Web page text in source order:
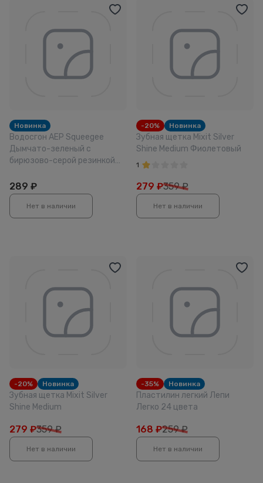
Новинка
Водосгон АЕР Squeegee
Дымчато-зеленый с
бирюзово-серой резинкой
289 ₽
Нет в наличии
-20% Новинка
Зубная щетка Mixit Silver
Shine Medium Фиолетовый
1
279 ₽359 ₽
Нет в наличии
-20% Новинка
Зубная щетка Mixit Silver
Shine Medium
279 ₽359 ₽
Нет в наличии
-35% Новинка
Пластилин легкий Лепи
Легко 24 цвета
168 ₽259 ₽
Нет в наличии